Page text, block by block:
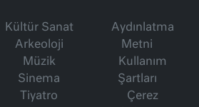
Kültür Sanat
Arkeoloji
Müzik
Sinema
Tiyatro
Aydınlatma
Metni
Kullanım
Şartları
Çerez